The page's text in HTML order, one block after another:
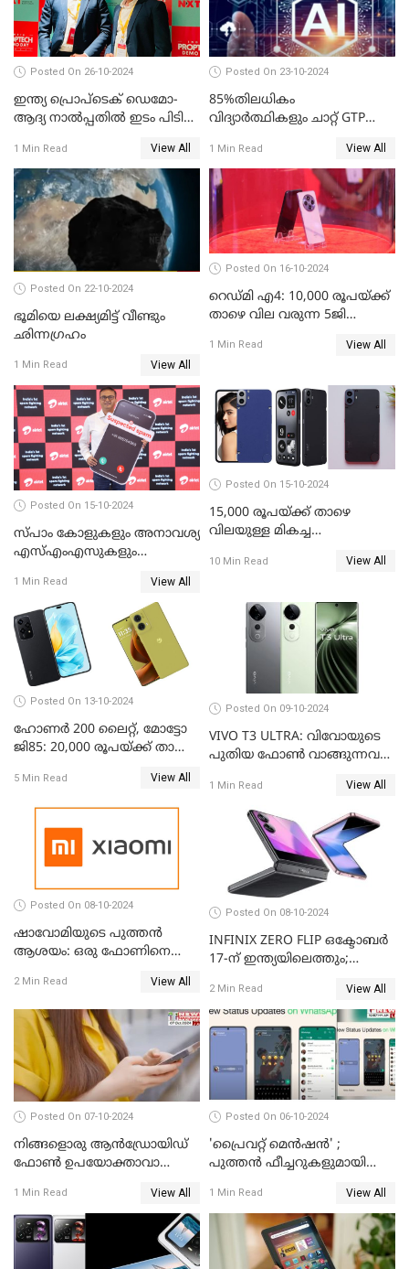
Posted On 26-10-2024
ഇന്ത്യ പ്രൊപ്ടെക് ഡെമോ-
ആദ്യ നാല്‍പ്പതില്‍ ഇടം പിടിച്ച്
തിത്തിത്താര
1 Min Read View All
Posted On 23-10-2024
85%തിലധികം
വിദ്യാര്‍ത്ഥികളും ചാറ്റ് GTP
ഉപയോഗിക്കുന്നതായി
റിപ്പോര്‍ട്ട്
1 Min Read View All
Posted On 22-10-2024
ഭൂമിയെ ലക്ഷ്യമിട്ട് വീണ്ടും
ഛിന്നഗ്രഹം
1 Min Read View All
Posted On 16-10-2024
റെഡ്മി എ4: 10,000 രൂപയ്ക്ക്
താഴെ വില വരുന്ന 5ജി
1 Min Read View All
Posted On 15-10-2024
സ്പാം കോളുകളും അനാവശ്യ
എസ്എംഎസുകളും
എഐ ഫീച്ചറുമായി ഭാരതി
എയര്‍ടെല്‍
1 Min Read View All
Posted On 15-10-2024
15,000 രൂപയ്ക്ക് താഴെ
വിലയുള്ള മികച്ച
10 Min Read View All
Posted On 13-10-2024
ഹോണർ 200 ലൈറ്റ്, മോട്ടോ
ജി85: 20,000 രൂപയ്ക്ക് താഴെ
ഏതാണ്?
5 Min Read View All
Posted On 09-10-2024
VIVO T3 ULTRA: വിവോയുടെ
പുതിയ ഫോൺ വാങ്ങുന്നവർ
1 Min Read View All
Posted On 08-10-2024
ഷാവോമിയുടെ പുത്തൻ
ആശയം: ഒരു ഫോണിനെ
2 Min Read View All
Posted On 08-10-2024
INFINIX ZERO FLIP ഒക്ടോബർ
17-ന് ഇന്ത്യയിലെത്തും;
കാര്യങ്ങൾ
2 Min Read View All
Posted On 07-10-2024
നിങ്ങളൊരു ആൻഡ്രോയിഡ്
ഫോൺ ഉപയോക്താവാണോ?
വാർത്ത!
1 Min Read View All
Posted On 06-10-2024
'പ്രൈവറ്റ് മെന്‍ഷന്‍' ;
പുത്തന്‍ ഫീച്ചറുകളുമായി
1 Min Read View All